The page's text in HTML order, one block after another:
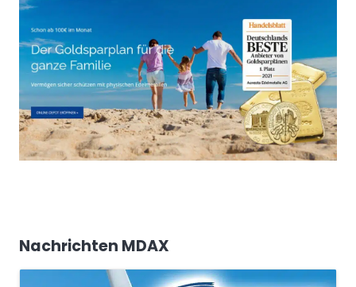
Nachrichten MDAX